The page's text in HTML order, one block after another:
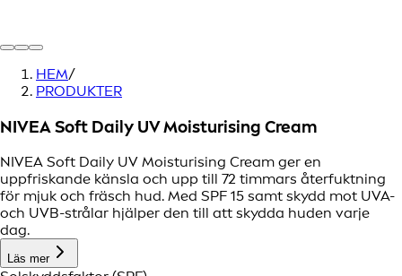
HEM/
PRODUKTER
NIVEA Soft Daily UV Moisturising Cream
NIVEA Soft Daily UV Moisturising Cream ger en
uppfriskande känsla och upp till 72 timmars återfuktning
för mjuk och fräsch hud. Med SPF 15 samt skydd mot UVA-
och UVB-strålar hjälper den till att skydda huden varje
dag.
Läs mer